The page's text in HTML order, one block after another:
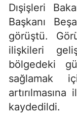
Dışişleri
Başkanı
görüştü.
ilişkileri
bölgedeki
sağlamak
kaydedildi.